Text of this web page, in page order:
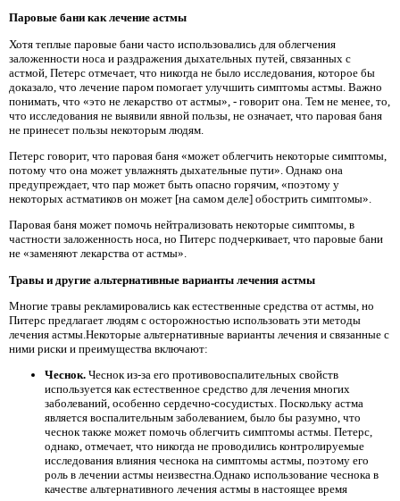
Паровые бани как лечение астмы
Хотя теплые паровые бани часто использовались для облегчения
заложенности носа и раздражения дыхательных путей, связанных с
астмой, Петерс отмечает, что никогда не было исследования, которое бы
доказало, что лечение паром помогает улучшить симптомы астмы. Важно
понимать, что «это не лекарство от астмы», - говорит она. Тем не менее, то,
что исследования не выявили явной пользы, не означает, что паровая баня
не принесет пользы некоторым людям.
Петерс говорит, что паровая баня «может облегчить некоторые симптомы,
потому что она может увлажнять дыхательные пути». Однако она
предупреждает, что пар может быть опасно горячим, «поэтому у
некоторых астматиков он может [на самом деле] обострить симптомы».
Паровая баня может помочь нейтрализовать некоторые симптомы, в
частности заложенность носа, но Питерс подчеркивает, что паровые бани
не «заменяют лекарства от астмы».
Травы и другие альтернативные варианты лечения астмы
Многие травы рекламировались как естественные средства от астмы, но
Питерс предлагает людям с осторожностью использовать эти методы
лечения астмы.Некоторые альтернативные варианты лечения и связанные с
ними риски и преимущества включают:
Чеснок. Чеснок из-за его противовоспалительных свойств
используется как естественное средство для лечения многих
заболеваний, особенно сердечно-сосудистых. Поскольку астма
является воспалительным заболеванием, было бы разумно, что
чеснок также может помочь облегчить симптомы астмы. Петерс,
однако, отмечает, что никогда не проводились контролируемые
исследования влияния чеснока на симптомы астмы, поэтому его
роль в лечении астмы неизвестна.Однако использование чеснока в
качестве альтернативного лечения астмы в настоящее время